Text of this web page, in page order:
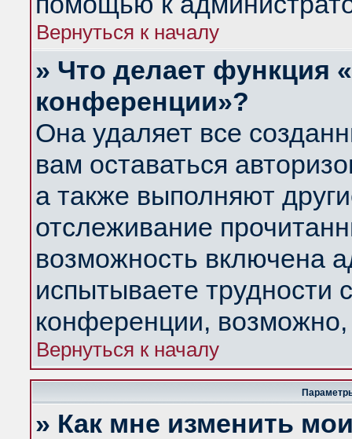
Вернуться к началу
» Что делает функция
конференции»?
Она удаляет все
вам оставаться
а также выполняют
отслеживание
возможность включена
испытываете трудности
конференции,
Вернуться к началу
» Как мне изменить